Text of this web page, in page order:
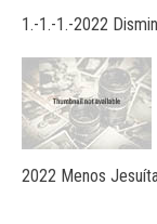
1.-1.-1.-2022
2022 Menos